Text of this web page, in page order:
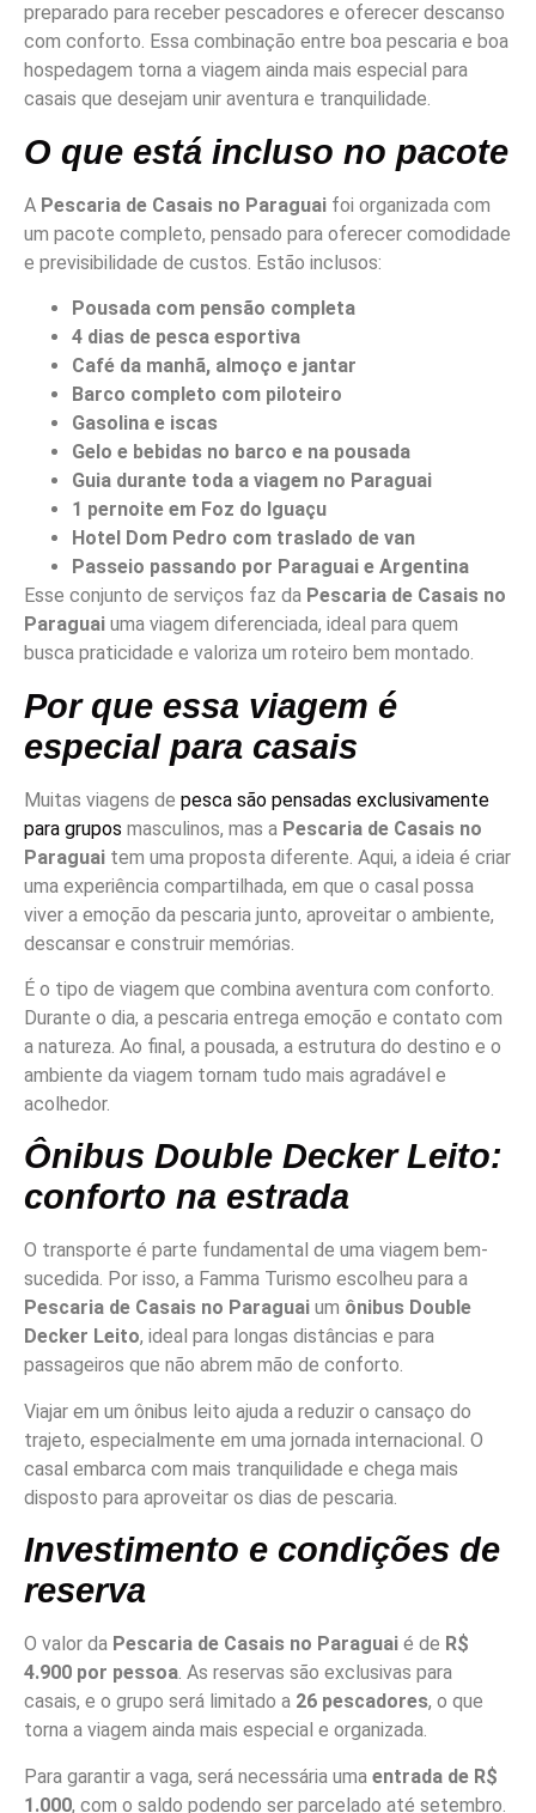
preparado para receber pescadores e oferecer descanso
com conforto. Essa combinação entre boa pescaria e boa
hospedagem torna a viagem ainda mais especial para
casais que desejam unir aventura e tranquilidade.
O que está incluso no pacote
A Pescaria de Casais no Paraguai foi organizada com
um pacote completo, pensado para oferecer comodidade
e previsibilidade de custos. Estão inclusos:
Pousada com pensão completa
4 dias de pesca esportiva
Café da manhã, almoço e jantar
Barco completo com piloteiro
Gasolina e iscas
Gelo e bebidas no barco e na pousada
Guia durante toda a viagem no Paraguai
1 pernoite em Foz do Iguaçu
Hotel Dom Pedro com traslado de van
Passeio passando por Paraguai e Argentina
Esse conjunto de serviços faz da Pescaria de Casais no
Paraguai uma viagem diferenciada, ideal para quem
busca praticidade e valoriza um roteiro bem montado.
Por que essa viagem é
especial para casais
Muitas viagens de pesca são pensadas exclusivamente
para grupos masculinos, mas a Pescaria de Casais no
Paraguai tem uma proposta diferente. Aqui, a ideia é criar
uma experiência compartilhada, em que o casal possa
viver a emoção da pescaria junto, aproveitar o ambiente,
descansar e construir memórias.
É o tipo de viagem que combina aventura com conforto.
Durante o dia, a pescaria entrega emoção e contato com
a natureza. Ao final, a pousada, a estrutura do destino e o
ambiente da viagem tornam tudo mais agradável e
acolhedor.
Ônibus Double Decker Leito:
conforto na estrada
O transporte é parte fundamental de uma viagem bem-
sucedida. Por isso, a Famma Turismo escolheu para a
Pescaria de Casais no Paraguai um ônibus Double
Decker Leito, ideal para longas distâncias e para
passageiros que não abrem mão de conforto.
Viajar em um ônibus leito ajuda a reduzir o cansaço do
trajeto, especialmente em uma jornada internacional. O
casal embarca com mais tranquilidade e chega mais
disposto para aproveitar os dias de pescaria.
Investimento e condições de
reserva
O valor da Pescaria de Casais no Paraguai é de R$
4.900 por pessoa. As reservas são exclusivas para
casais, e o grupo será limitado a 26 pescadores, o que
torna a viagem ainda mais especial e organizada.
Para garantir a vaga, será necessária uma entrada de R$
1.000, com o saldo podendo ser parcelado até setembro.